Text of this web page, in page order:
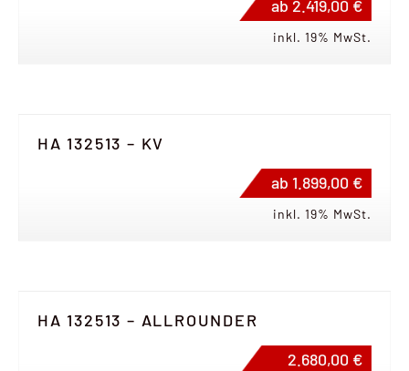
ab 2.419,00 €
inkl. 19% MwSt.
HA 132513 – KV
ab 1.899,00 €
inkl. 19% MwSt.
HA 132513 – ALLROUNDER
2.680,00 €